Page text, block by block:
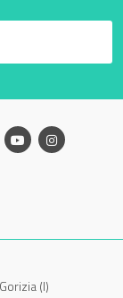
YoutubeInstagram
(I)